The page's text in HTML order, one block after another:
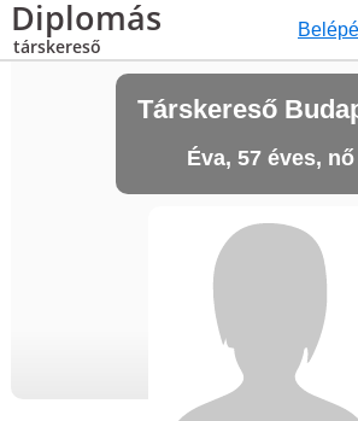
Diplomás
társkereső
Társkereső
Éva, 57 éves, nő